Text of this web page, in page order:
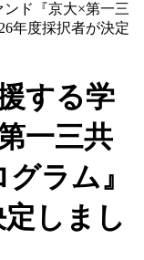
ド『京大×第一三
年度採択者が決定
する学
一三共
ラム』
しまし